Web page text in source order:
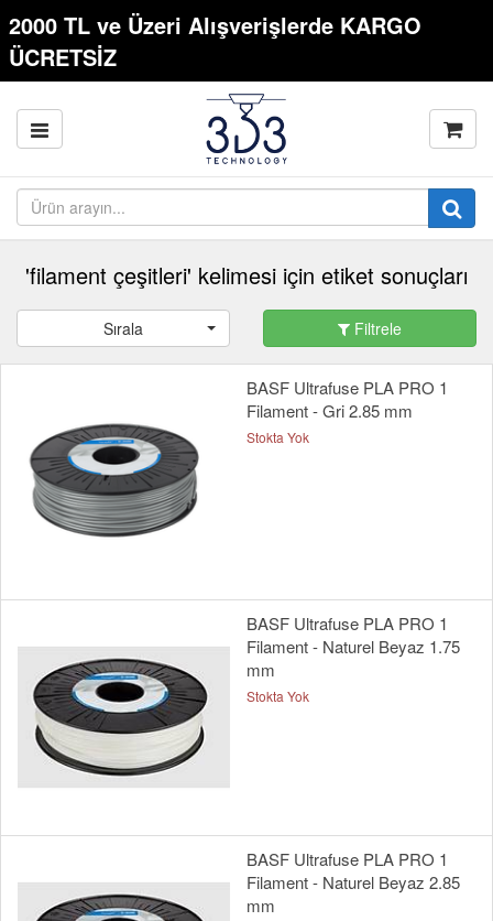
2000 TL ve Üzeri Alışverişlerde KARGO
ÜCRETSİZ
'filament çeşitleri' kelimesi için etiket sonuçları
Sırala Filtrele
BASF Ultrafuse PLA PRO 1
Filament - Gri 2.85 mm
Stokta Yok
BASF Ultrafuse PLA PRO 1
Filament - Naturel Beyaz 1.75
mm
Stokta Yok
BASF Ultrafuse PLA PRO 1
Filament - Naturel Beyaz 2.85
mm